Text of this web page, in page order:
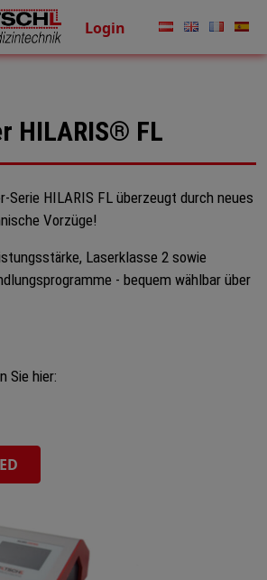
Login
HILARIS® FL
Serie HILARIS FL überzeugt durch neues
Vorzüge!
Laserklasse 2 sowie
- bequem wählbar über
Sie hier: